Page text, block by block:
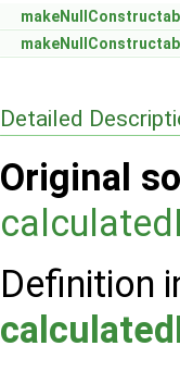
Detailed
Original
Definition